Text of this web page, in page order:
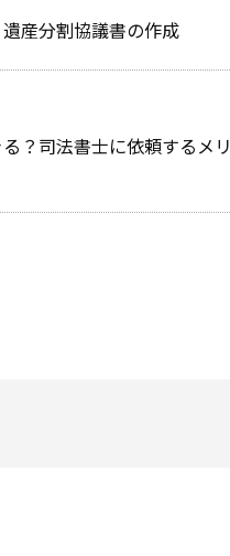
産分割協議書の作成
？司法書士に依頼するメリ